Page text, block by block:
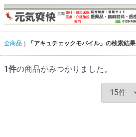
全商品 「アキュチェックモバイル」の検索結果
1件の商品がみつかりました。